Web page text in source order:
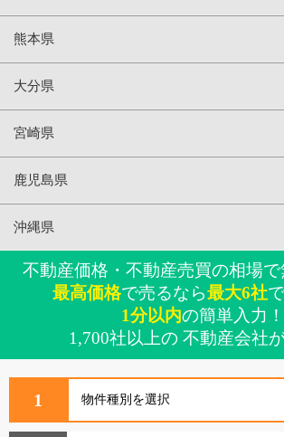
熊本県
大分県
宮崎県
鹿児島県
沖縄県
不動産価格・不動産売買の相場
最高価格で売るなら最大6社
1分以内の簡単入力！
1,700社以上の 不動産会社
1